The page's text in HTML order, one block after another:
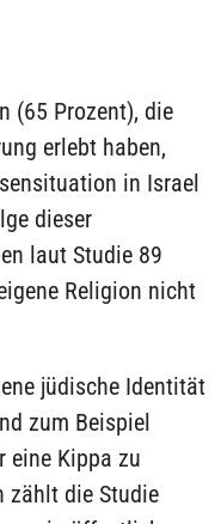
(65 Prozent), die
erlebt haben,
in Israel
dieser
laut Studie 89
Religion nicht
jüdische Identität
zum Beispiel
eine Kippa zu
zählt die Studie